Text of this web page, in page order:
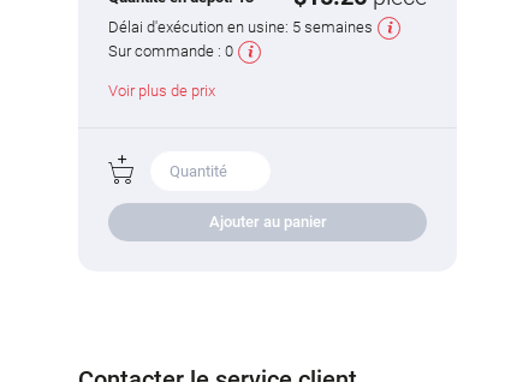
Délai d'exécution en usine: 5 semaines
Sur commande :0
Voir plus de prix
Ajouter au panier